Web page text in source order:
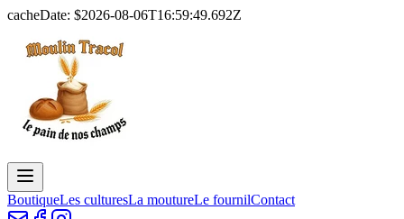
cacheDate: $2026-08-06T16:59:49.692Z
BoutiqueLes culturesLa moutureLe fournilContact